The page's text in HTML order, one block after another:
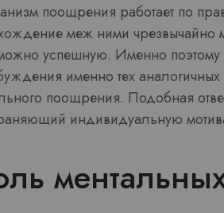
поощрения работает по
меж ними чрезвычайно
успешную. Именно поэтому
именно тех
поощрения. Подобная
индивидуальную